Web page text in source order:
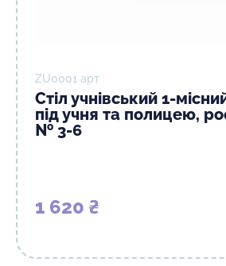
ZU0001 арт
Стіл учнівський 1-
під учня та полицею,
№ 3-6
1 620 ₴